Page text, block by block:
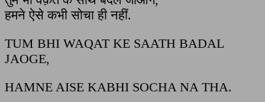
हमने ऐसे कभी सोचा ही नहीं.
TUM BHI WAQAT KE SAATH BADAL
JAOGE,
HAMNE AISE KABHI SOCHA NA THA.